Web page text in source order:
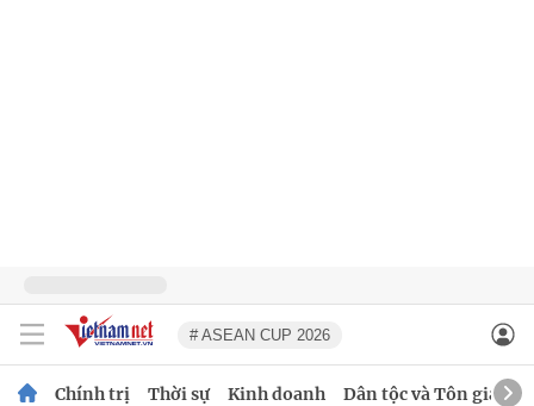
# ASEAN CUP 2026
Chính trị Thời sự Kinh doanh Dân tộc và Tôn giáo